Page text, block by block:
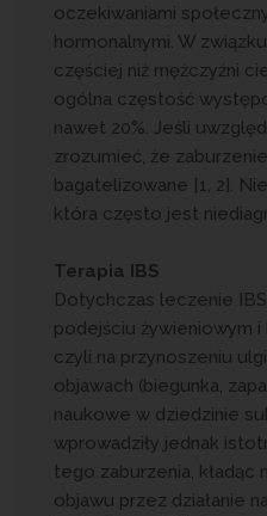
oczekiwaniami
hormonalnymi. W
częściej niż mężczyźni
ogólna częstość
nawet 20%. Jeśli
zrozumieć, że
bagatelizowane [1, 2].
która często jest
Terapia IBS
Dotychczas leczenie IBS
podejściu żywieniowym
czyli na przynoszeniu
objawach (biegunka,
naukowe w dziedzinie
wprowadziły jednak
tego zaburzenia, kładąc
objawu przez działanie